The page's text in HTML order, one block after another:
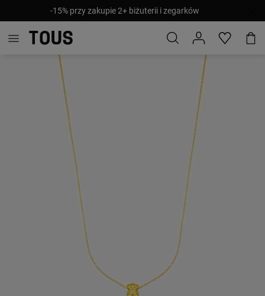
-15% przy zakupie 2+ biżuterii i zegarków